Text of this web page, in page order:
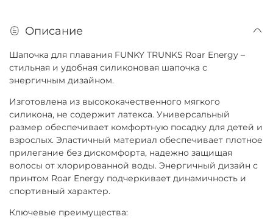
Описание
Шапочка для плавания FUNKY TRUNKS Roar Energy –
стильная и удобная силиконовая шапочка с
энергичным дизайном.
Изготовлена из высококачественного мягкого
силикона, не содержит латекса. Универсальный
размер обеспечивает комфортную посадку для детей и
взрослых. Эластичный материал обеспечивает плотное
прилегание без дискомфорта, надежно защищая
волосы от хлорированной воды. Энергичный дизайн с
принтом Roar Energy подчеркивает динамичность и
спортивный характер.
Ключевые преимущества: